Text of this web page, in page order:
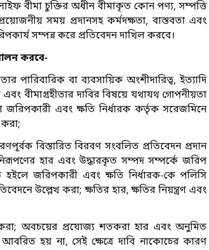
বীমা চুক্তির অধীন বীমাকৃত কোন পণ্য, সম্পত্তি
সময় প্রদানসহ কর্মদক্ষতা, বাস্তবতা এবং
সম্পন্ন করে প্রতিবেদন দাখিল করবে।
করবে-
পারিবারিক বা ব্যবসায়িক অংশীদারিত্ব, ইত্যাদি
বীমাগ্রহীতার দাবির বিষয়ে যথাযথ গোপনীয়তা
জরিপকারী এবং ক্ষতি নির্ধারক কর্তৃক সরেজমিনে
বিস্তারিত বিরবণ সংবলিত প্রতিবেদন প্রদান
হার এবং উদ্ধারকৃত সম্পদ সম্পর্কে জরিপ
জরিপকারী এবং ক্ষতি নির্ধারক-কে পলিসি
উল্লেখ করা; ক্ষতির হার, ক্ষতির নিয়ন্ত্রণ এবং
করা; অবচয়ের প্রযোজ্য শতকরা হার এবং অনুমিত
আবরিত হয় না, সেই ক্ষেত্রে দাবি নাকোচের কারণ